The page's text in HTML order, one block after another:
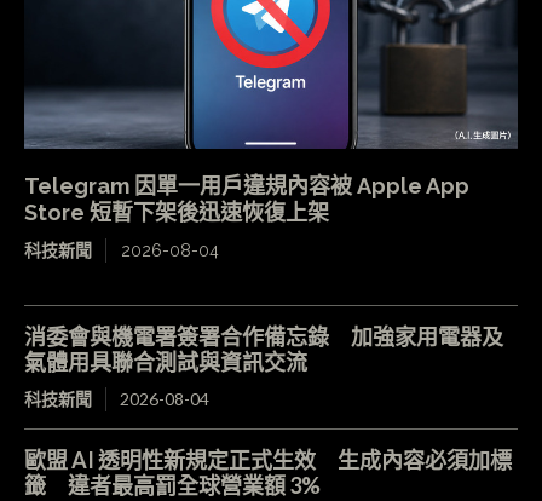
Telegram 因單一用戶違規內容被 Apple App
Store 短暫下架後迅速恢復上架
科技新聞 2026-08-04
消委會與機電署簽署合作備忘錄 加強家用電器及
氣體用具聯合測試與資訊交流
科技新聞 2026-08-04
歐盟 AI 透明性新規定正式生效 生成內容必須加標
籤 違者最高罰全球營業額 3%